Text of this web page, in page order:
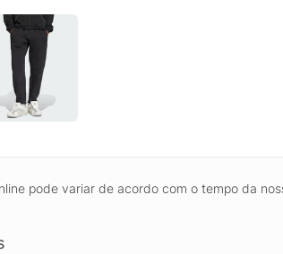
pode variar de acordo com o tempo da